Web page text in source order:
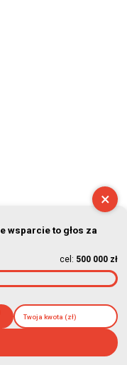
×
wsparcie to głos za
cel: 500 000 zł